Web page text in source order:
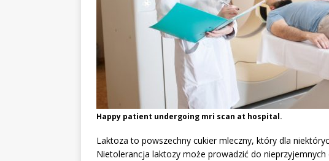
Happy patient undergoing mri scan at hospital.
Laktoza to powszechny cukier mleczny, który dla
Nietolerancja laktozy może prowadzić do